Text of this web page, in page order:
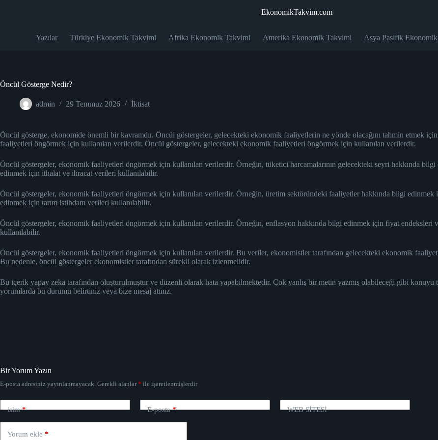
EkonomikTakvim.com
Yazılar Türkiye Ekonomik Takvimi Afrika Ekonomik Takvimi Amerika Ekonomik Takvimi Asya Pasifik
Öncül Gösterge Nedir?
admin 29 Temmuz 2026 İktisat
Öncül gösterge, ekonomide önemli bir kavramdır. Öncül göstergeler, gelecekteki ekonomik faaliyetlerin ne yönde olacağını tahmin etmek
faaliyetleri öngörmek için kullanılan verilerdir. Öncül göstergeler, gelecekteki ekonomik faaliyetleri öngörmek için kullanılan verilerdir.
Öncül göstergeler, ekonomik faaliyetleri öngörmek için kullanılan verilerdir. Örneğin, tüketici harcamalarının gelecekteki seyri hakkında
edinmek için ithalat ve ihracat verileri kullanılabilir.
Öncül göstergeler, ekonomik faaliyetleri öngörmek için kullanılan verilerdir. Örneğin, üretim sektöründeki faaliyetler hakkında bilgi
edinmek için tarım istihdam verileri kullanılabilir.
Öncül göstergeler, ekonomik faaliyetleri öngörmek için kullanılan verilerdir. Örneğin, enflasyon hakkında bilgi edinmek için fiyat endeksleri
kullanılabilir.
Öncül göstergeler, ekonomik faaliyetleri öngörmek için kullanılan verilerdir. Bu veriler, ekonomistler tarafından gelecekteki ekonomik
Bu nedenle, öncül göstergeler ekonomistler tarafından sürekli olarak izlenmelidir.
Bu içerik yapay zeka tarafından oluşturulmuştur ve düzenli olarak hata yapabilmektedir. Çok yanlış bir metin yazmış olabileceği gibi
yorumlarda bu durumu belirtiniz veya bize mesaj atınız.
Bir Yorum Yazın
E-posta adresiniz yayınlanmayacak. Gerekli alanlar* ile işaretlenmişlerdir
isim* E-posta* WEB SİTESİ
Yorum ekle *